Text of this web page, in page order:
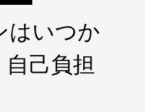
はいつか
己負担